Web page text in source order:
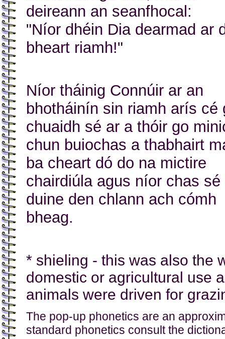
deireann an seanfhocal:
"Níor dhéin Dia dearmad ar
bheart riamh!"
Níor tháinig Connúir ar an
bhotháinín sin riamh arís cé
chuaidh sé ar a thóir go
chun buiochas a thabhairt
ba cheart dó do na mictire
chairdiúla agus níor chas sé
duine den chlann ach cómh
bheag.
* shieling - this was also the
domestic or agricultural use
animals were driven for
The pop-up phonetics are an
standard phonetics consult the